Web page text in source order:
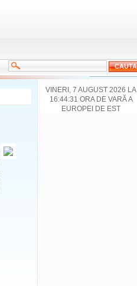
VINERI, 7 AUGUST 2026 LA
16:44:31 ORA DE VARĂ A
EUROPEI DE EST